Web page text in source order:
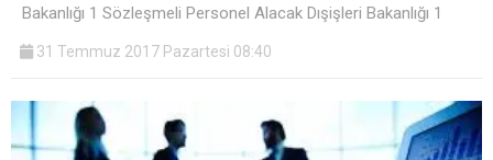
Bakanlığı 1 Sözleşmeli Personel Alacak Dışişleri Bakanlığı 1
31 Temmuz 2017 Pazartesi 08:40